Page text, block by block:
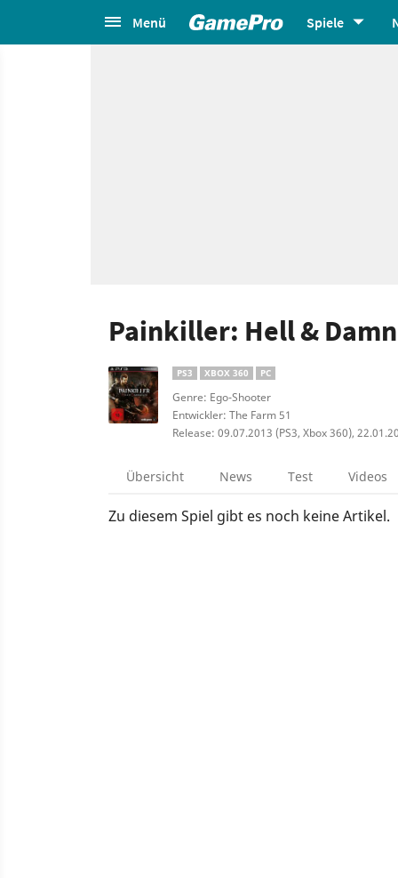
Menü Spiele
Painkiller: Hell &
PS3 XBOX 360 PC
Genre: Ego-Shooter
Entwickler: The Farm 51
Release: 09.07.2013 (PS3, Xbox 360),
Übersicht News Test Videos
Zu diesem Spiel gibt es noch keine Artikel.